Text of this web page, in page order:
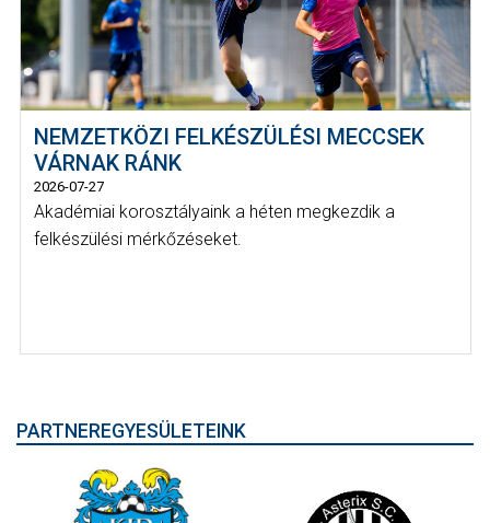
NEMZETKÖZI FELKÉSZÜLÉSI MECCSEK
VÁRNAK RÁNK
2026-07-27
Akadémiai korosztályaink a héten megkezdik a
felkészülési mérkőzéseket.
PARTNEREGYESÜLETEINK